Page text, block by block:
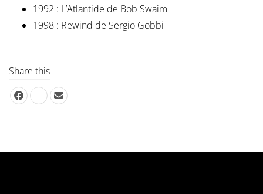
1992 : L’Atlantide de Bob Swaim
1998 : Rewind de Sergio Gobbi
Share this